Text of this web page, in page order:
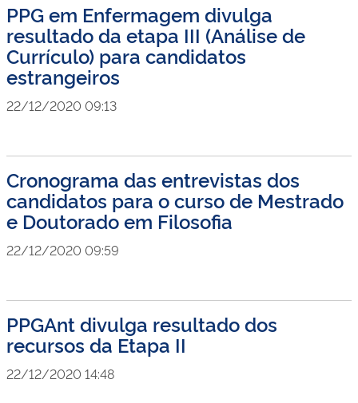
PPG em Enfermagem divulga
resultado da etapa III (Análise de
Currículo) para candidatos
estrangeiros
22/12/2020 09:13
Cronograma das entrevistas dos
candidatos para o curso de Mestrado
e Doutorado em Filosofia
22/12/2020 09:59
PPGAnt divulga resultado dos
recursos da Etapa II
22/12/2020 14:48